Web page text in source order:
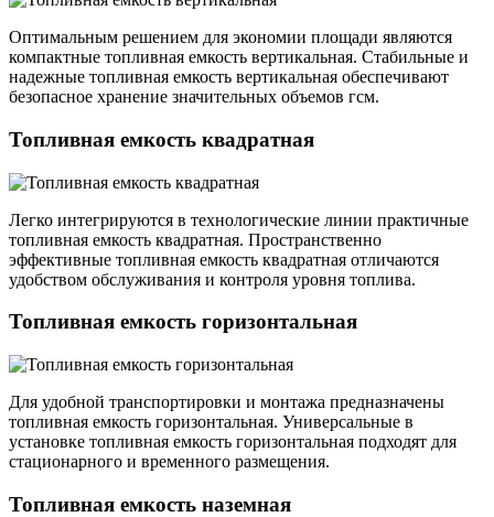
Оптимальным решением для экономии площади являются
компактные топливная емкость вертикальная. Стабильные и
надежные топливная емкость вертикальная обеспечивают
безопасное хранение значительных объемов гсм.
Топливная емкость квадратная
Легко интегрируются в технологические линии практичные
топливная емкость квадратная. Пространственно
эффективные топливная емкость квадратная отличаются
удобством обслуживания и контроля уровня топлива.
Топливная емкость горизонтальная
Для удобной транспортировки и монтажа предназначены
топливная емкость горизонтальная. Универсальные в
установке топливная емкость горизонтальная подходят для
стационарного и временного размещения.
Топливная емкость наземная